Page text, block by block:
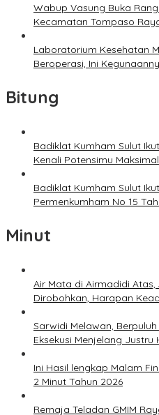
Wabup Vasung Buka
Kecamatan Tompaso
Laboratorium Kesehatan
Beroperasi, Ini
Bitung
Badiklat Kumham Sulut
Kenali Potensimu
Badiklat Kumham Sulut
Permenkumham No 15
Minut
Air Mata di Airmadidi
Dirobohkan, Harapan
Sarwidi Melawan,
Eksekusi Menjelang Justru
Ini Hasil lengkap Malam
2 Minut Tahun 2026
Remaja Teladan GMIM